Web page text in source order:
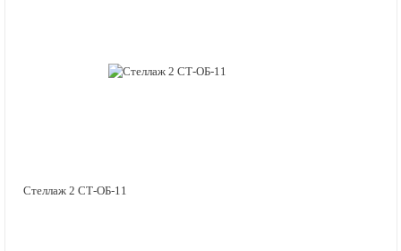
Стеллаж 2 СТ-ОБ-11